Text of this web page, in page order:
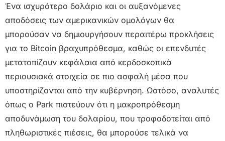
Ένα ισχυρότερο δολάριο και οι αυξανόμενες
αποδόσεις των αμερικανικών ομολόγων θα
μπορούσαν να δημιουργήσουν περαιτέρω προκλήσεις
για το Bitcoin βραχυπρόθεσμα, καθώς οι επενδυτές
μετατοπίζουν κεφάλαια από κερδοσκοπικά
περιουσιακά στοιχεία σε πιο ασφαλή μέσα που
υποστηρίζονται από την κυβέρνηση. Ωστόσο, αναλυτές
όπως o Park πιστεύουν ότι η μακροπρόθεσμη
αποδυνάμωση του δολαρίου, που τροφοδοτείται από
πληθωριστικές πιέσεις, θα μπορούσε τελικά να